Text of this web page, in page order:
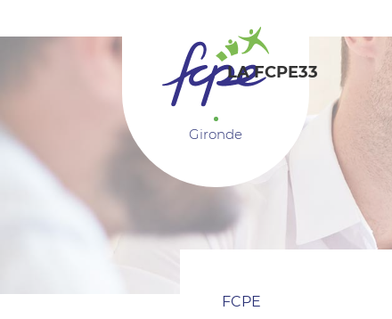
Gironde
LA FCPE33
FCPE